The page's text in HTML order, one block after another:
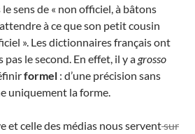
le sens de « non officiel, à bâtons
à ce que son petit cousin
». Les dictionnaires français ont
le second. En effet, il y a grosso
formel : d’une précision sans
uniquement la forme.
et celle des médias nous serventsur